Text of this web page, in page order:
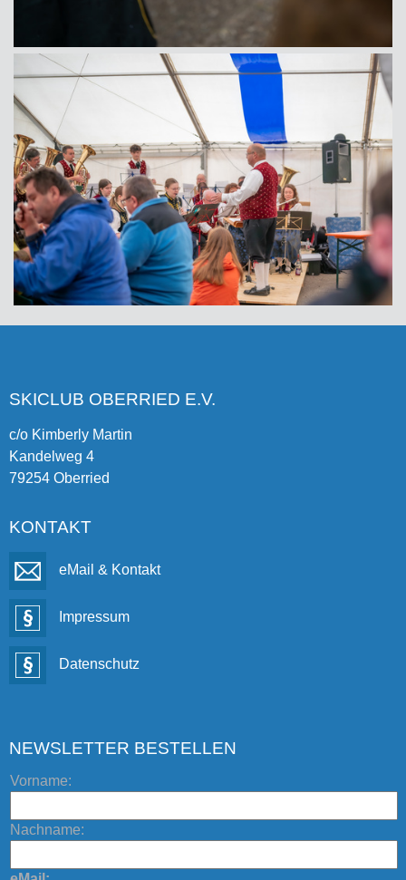
SKICLUB OBERRIED E.V.
c/o Kimberly Martin
Kandelweg 4
79254 Oberried
KONTAKT
eMail & Kontakt
Impressum
Datenschutz
NEWSLETTER BESTELLEN
Vorname:
Nachname: